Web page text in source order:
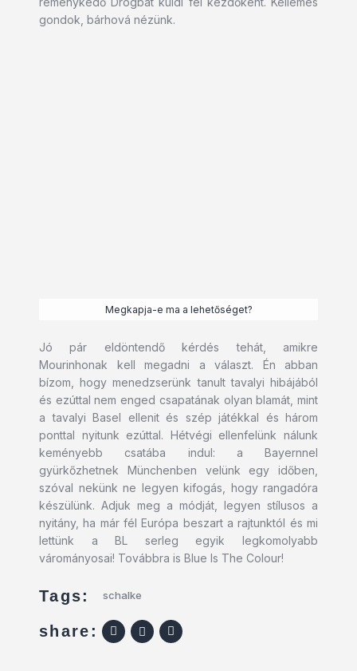
gondok, bárhová nézünk.
Megkapja-e ma a lehetőséget?
Jó pár eldöntendő kérdés tehát, amikre
Mourinhonak kell megadni a választ. Én abban
bízom, hogy menedzserünk tanult tavalyi hibájából
és ezúttal nem enged csapatának olyan blamát, mint
a tavalyi Basel ellenit és szép játékkal és három
ponttal nyitunk ezúttal. Hétvégi ellenfelünk nálunk
keményebb csatába indul: a Bayernnel
gyürkőzhetnek Münchenben velünk egy időben,
szóval nekünk ne legyen kifogás, hogy rangadóra
készülünk. Adjuk meg a módját, legyen stílusos a
nyitány, ha már fél Európa beszart a rajtunktól és mi
lettünk a BL serleg egyik legkomolyabb
várományosai! Továbbra is Blue Is The Colour!
Tags: schalke
share: